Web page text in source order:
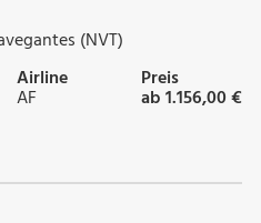
(NVT)
Airline
AF
Preis
ab 1.156,00 €